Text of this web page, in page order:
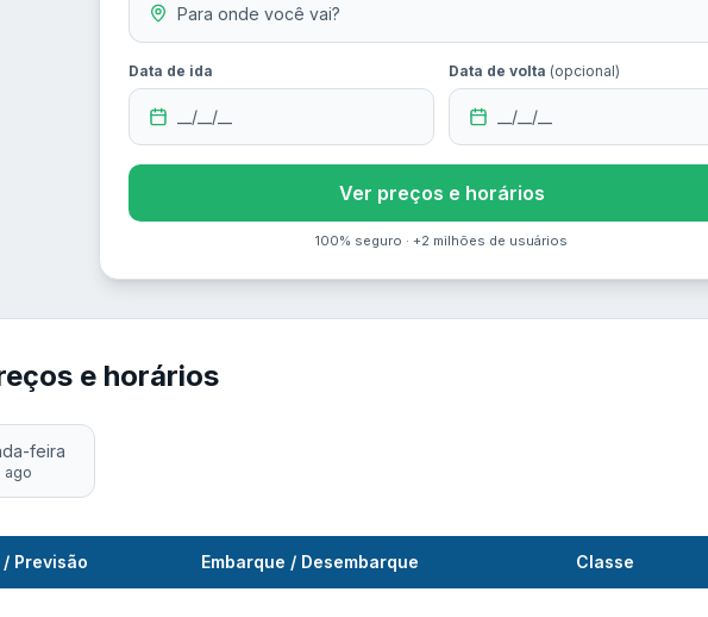
Data de ida
__/__/__
Data de volta (opcional)
__/__/__
Ver preços e horários
100% seguro · +2 milhões de usuários
e horários
feira
ago
Previsão Embarque / Desembarque Classe